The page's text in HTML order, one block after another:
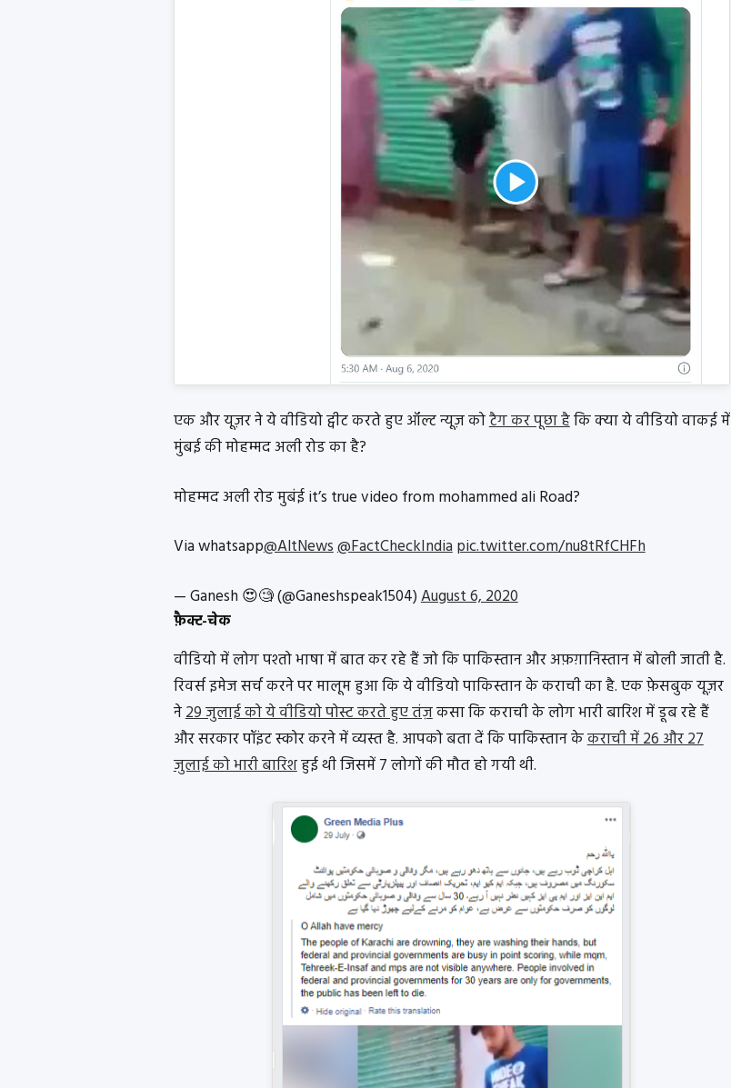
एक और यूज़र ने ये वीडियो ट्वीट करते हुए ऑल्ट न्यूज़ कोटैग कर पूछा हैकि क्या ये वीडियो वाकई में
मुंबई की मोहम्मद अली रोड का है?
मोहम्मद अली रोड मुबंई it’s true video from mohammed ali Road?
Via whatsapp@AltNews@FactCheckIndiapic.twitter.com/nu8tRfCHFh
— Ganesh 😍🧐 (@Ganeshspeak1504)August 6, 2020
फ़ैक्ट-चेक
वीडियो में लोग पश्तो भाषा में बात कर रहे हैं जो कि पाकिस्तान और अफ़ग़ानिस्तान में बोली जाती है.
रिवर्स इमेज सर्च करने पर मालूम हुआ कि ये वीडियो पाकिस्तान के कराची का है. एक फ़ेसबुक यूज़र
ने29 जुलाई को ये वीडियो पोस्ट करते हुए तंज़कसा कि कराची के लोग भारी बारिश में डूब रहे हैं
और सरकार पॉइंट स्कोर करने में व्यस्त है. आपको बता दें कि पाकिस्तान केकराची में 26 और 27
जुलाई को भारी बारिशहुई थी जिसमें 7 लोगों की मौत हो गयी थी.